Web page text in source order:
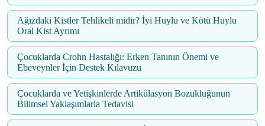
Ağızdaki Kistler Tehlikeli midir? İyi Huylu ve Kötü Huylu
Oral Kist Ayrımı
Çocuklarda Crohn Hastalığı: Erken Tanının Önemi ve
Ebeveynler İçin Destek Kılavuzu
Çocuklarda ve Yetişkinlerde Artikülasyon Bozukluğunun
Bilimsel Yaklaşımlarla Tedavisi